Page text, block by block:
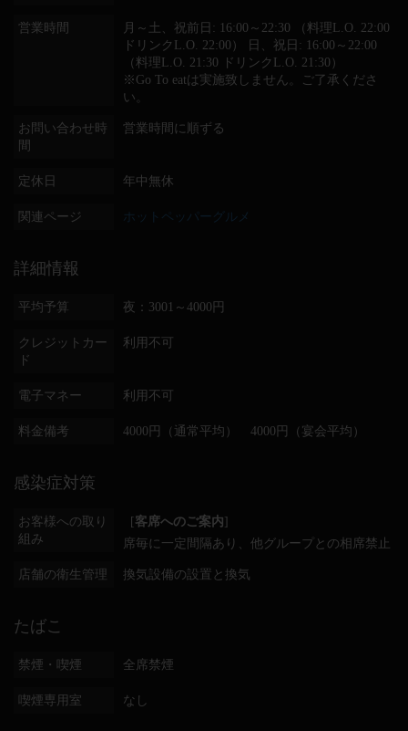
営業時間
月～土、祝前日: 16:00～22:30 （料理L.O. 22:00
ドリンクL.O. 22:00） 日、祝日: 16:00～22:00
（料理L.O. 21:30 ドリンクL.O. 21:30）
※Go To eatは実施致しません。ご了承くださ
い。
お問い合わせ時
間
営業時間に順ずる
定休日 年中無休
関連ページ ホットペッパーグルメ
詳細情報
平均予算 夜：3001～4000円
クレジットカー
ド
利用不可
電子マネー 利用不可
料金備考 4000円（通常平均） 4000円（宴会平均）
感染症対策
お客様への取り
組み
[客席へのご案内]
席毎に一定間隔あり
他グループとの相席禁止
店舗の衛生管理 換気設備の設置と換気
たばこ
禁煙・喫煙 全席禁煙
喫煙専用室 なし